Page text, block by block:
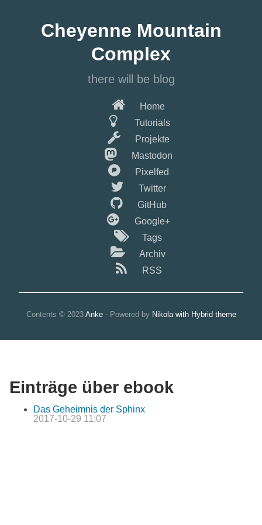
HauptinhaltCheyenne Mountain
Complex
there will be blog
Home
Tutorials
Projekte
Mastodon
Pixelfed
Twitter
GitHub
Google+
Tags
Archiv
RSS
Contents © 2023 Anke- Powered by Nikola with Hybrid theme
Einträge über ebook
Das Geheimnis der Sphinx
2017-10-29 11:07